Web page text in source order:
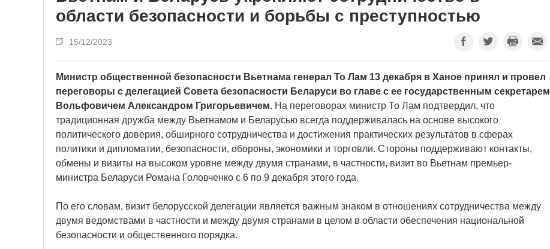
области безопасности и борьбы с преступностью
15/12/2023
Министр общественной безопасности Вьетнама генерал То Лам 13 декабря в Ханое принял и провел
переговоры с делегацией Совета безопасности Беларуси во главе с ее государственным секретарем
Вольфовичем Александром Григорьевичем. На переговорах министр То Лам подтвердил, что
традиционная дружба между Вьетнамом и Беларусью всегда поддерживалась на основе высокого
политического доверия, обширного сотрудничества и достижения практических результатов в сферах
политики и дипломатии, безопасности, обороны, экономики и торговли. Стороны поддерживают контакты,
обмены и визиты на высоком уровне между двумя странами, в частности, визит во Вьетнам премьер-
министра Беларуси Романа Головченко с 6 по 9 декабря этого года.
По его словам, визит белорусской делегации является важным знаком в отношениях сотрудничества между
двумя ведомствами в частности и между двумя странами в целом в области обеспечения национальной
безопасности и общественного порядка.